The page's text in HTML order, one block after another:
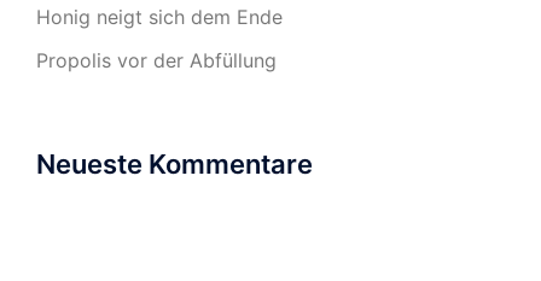
Honig neigt sich dem Ende
Propolis vor der Abfüllung
Neueste Kommentare